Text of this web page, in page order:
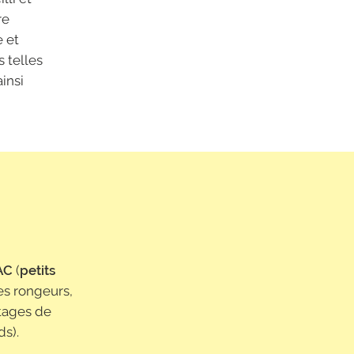
et
telles
(petits
rongeurs,
de